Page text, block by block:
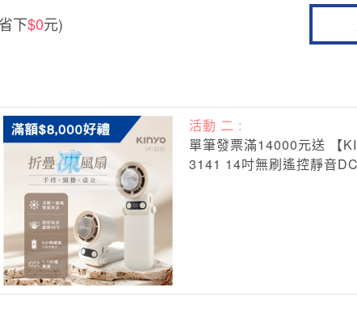
下$0元)
活動 二 :
單筆發票滿14000元送 【
3141 14吋無刷遙控靜音